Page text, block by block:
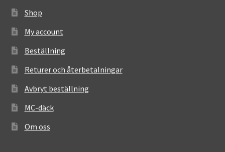
Shop
My account
Beställning
Returer och återbetalningar
Avbryt beställning
MC-däck
Om oss